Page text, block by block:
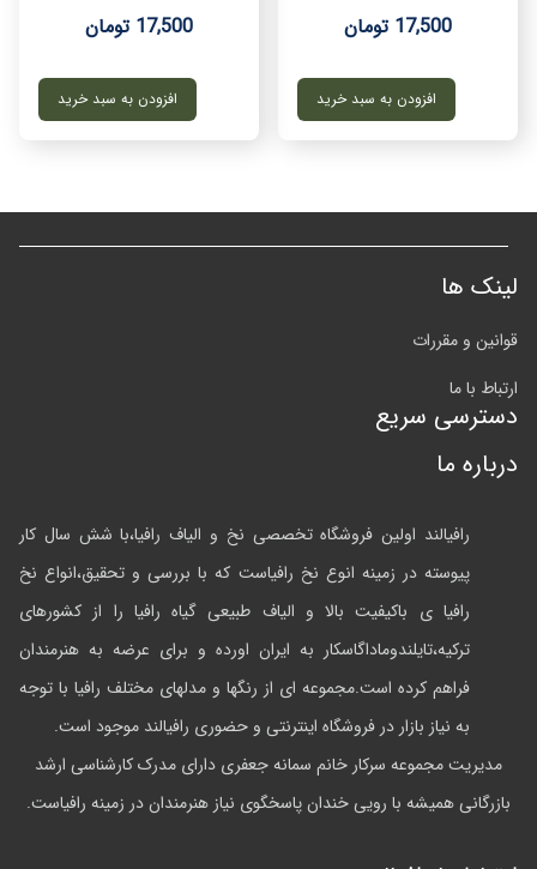
17,500 تومان
افزودن به سبد خرید
17,500 تومان
افزودن به سبد خرید
لینک ها
قوانین و مقررات
ارتباط با ما
دسترسی سریع
درباره ما
رافیالند اولین فروشگاه تخصصی نخ و الیاف رافیا،با شش سال کار
پیوسته در زمینه انوع نخ رافیاست که با بررسی و تحقیق،انواع نخ
رافیا ی باکیفیت بالا و الیاف طبیعی گیاه رافیا را از کشورهای
ترکیه،تایلندوماداگاسکار به ایران اورده و برای عرضه به هنرمندان
فراهم کرده است.مجموعه ای از رنگها و مدلهای مختلف رافیا با توجه
به نیاز بازار در فروشگاه اینترنتی و حضوری رافیالند موجود است.
مدیریت مجموعه سرکار خانم سمانه جعفری دارای مدرک کارشناسی ارشد
بازرگانی همیشه با رویی خندان پاسخگوی نیاز هنرمندان در زمینه رافیاست.